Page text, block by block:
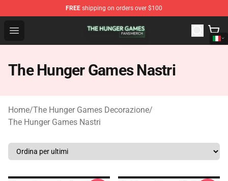
FREE shipping on orders over $100
Open menu
The Hunger Games Shop - Official The Hunger Games
The Hunger Games Nastri
Home/The Hunger Games Decorazione/
The Hunger Games Nastri